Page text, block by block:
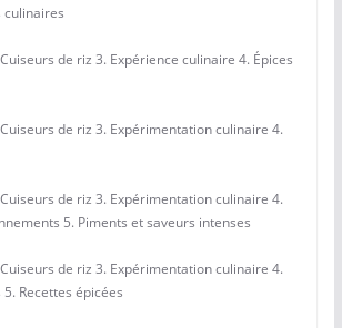
culinaires
de riz 3. Expérience culinaire 4. Épices
de riz 3. Expérimentation culinaire 4.
de riz 3. Expérimentation culinaire 4.
5. Piments et saveurs intenses
de riz 3. Expérimentation culinaire 4.
Recettes épicées